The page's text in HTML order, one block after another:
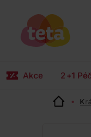
Akce 2+1